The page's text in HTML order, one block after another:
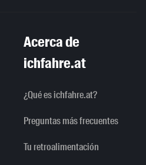
Acerca de
ichfahre.at
¿Qué es ichfahre.at?
Preguntas más frecuentes
Tu retroalimentación